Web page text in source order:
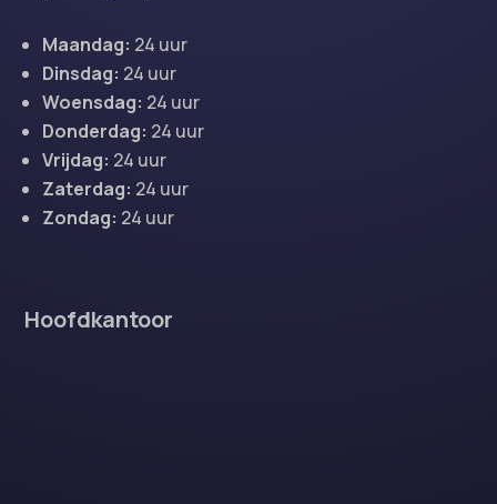
Maandag: 24 uur
Dinsdag: 24 uur
Woensdag: 24 uur
Donderdag: 24 uur
Vrijdag: 24 uur
Zaterdag: 24 uur
Zondag: 24 uur
Hoofdkantoor